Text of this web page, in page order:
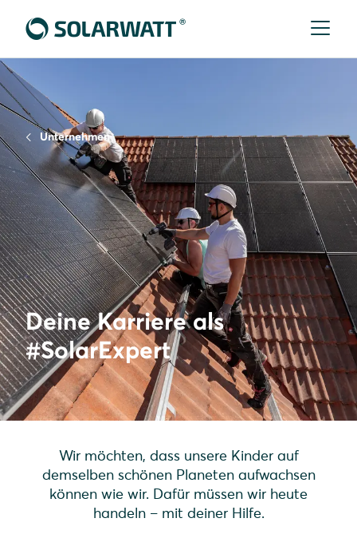
Unternehmen
Deine Karriere als
#SolarExpert
Wir möchten, dass unsere Kinder auf
demselben schönen Planeten aufwachsen
können wie wir. Dafür müssen wir heute
handeln – mit deiner Hilfe.